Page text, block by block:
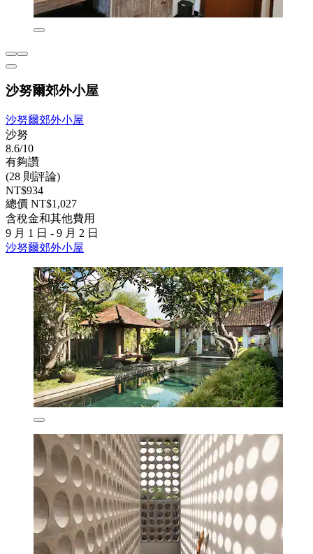
沙努爾郊外小屋
沙努爾郊外小屋
沙努
8.6/10
有夠讚
(28 則評論)
NT$934
總價 NT$1,027
含稅金和其他費用
9 月 1 日 - 9 月 2 日
沙努爾郊外小屋